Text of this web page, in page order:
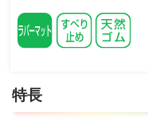
特長